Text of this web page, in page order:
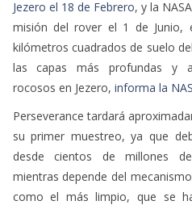
Jezero el 18 de Febrero, y la
misión del rover el 1 de Junio,
kilómetros cuadrados de suelo
las capas más profundas y
rocosos en Jezero, informa la
Perseverance tardará
su primer muestreo, ya que
desde cientos de millones
mientras depende del
como el más limpio, que se